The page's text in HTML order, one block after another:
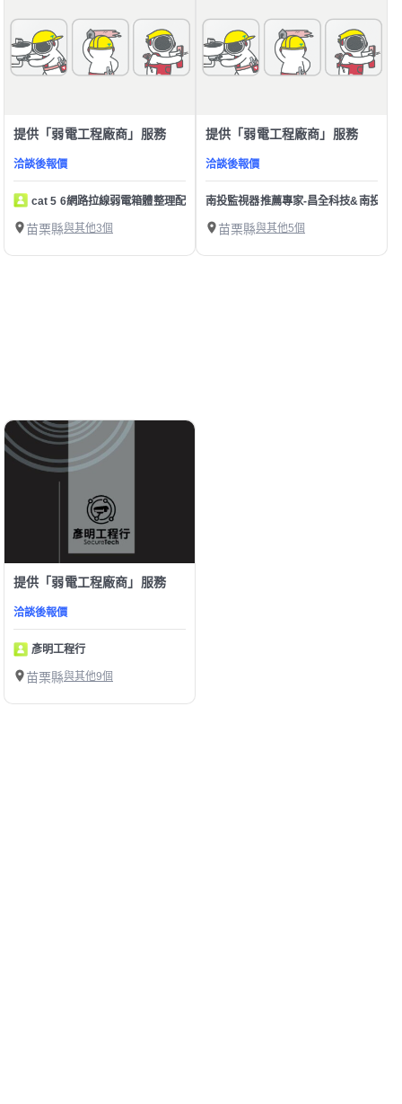
提供「弱電工程廠商」服務
洽談後報價
cat 5 6網路拉線弱電箱體整理配置
苗栗縣與其他3個
提供「弱電工程廠商」服務
洽談後報價
南投監視器推薦專家-昌全科技&南投 監
苗栗縣與其他5個
提供「弱電工程廠商」服務
洽談後報價
彥明工程行
苗栗縣與其他9個